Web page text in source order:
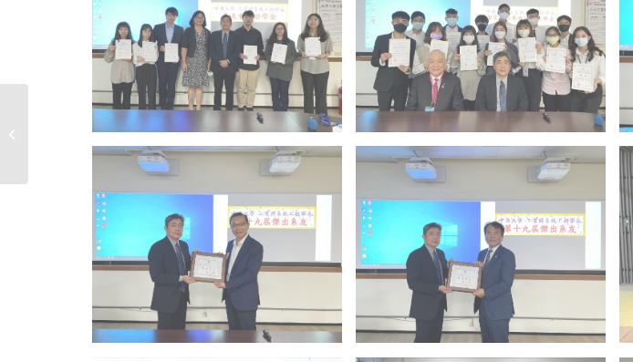
黃瑞桐(78級)